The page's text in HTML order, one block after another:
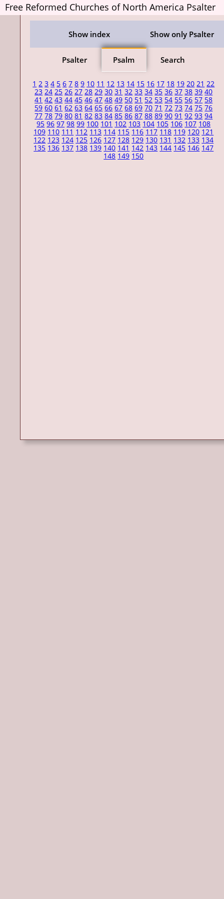
Free Reformed Churches of North America Psalter
Show index Show only Psalter
Psalter Psalm Search
1 2 3 4 5 6 7 8 9 10 11 12 13 14 15 16 17 18 19 20 21 22
23 24 25 26 27 28 29 30 31 32 33 34 35 36 37 38 39 40
41 42 43 44 45 46 47 48 49 50 51 52 53 54 55 56 57 58
59 60 61 62 63 64 65 66 67 68 69 70 71 72 73 74 75 76
77 78 79 80 81 82 83 84 85 86 87 88 89 90 91 92 93 94
95 96 97 98 99 100 101 102 103 104 105 106 107 108
109 110 111 112 113 114 115 116 117 118 119 120 121
122 123 124 125 126 127 128 129 130 131 132 133 134
135 136 137 138 139 140 141 142 143 144 145 146 147
148 149 150